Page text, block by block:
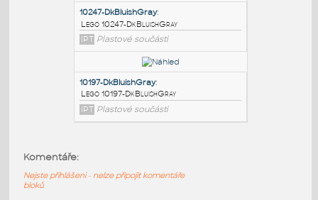
Lego 11212-DkBluishGray
IPT Plastové součásti
11090-DkBluishGray:
Lego 11090-DkBluishGray
IPT Plastové součásti
Lego 10247-DkBluishGray
Komentáře:
Nejste přihlášeni - nelze připojit komentáře
bloků